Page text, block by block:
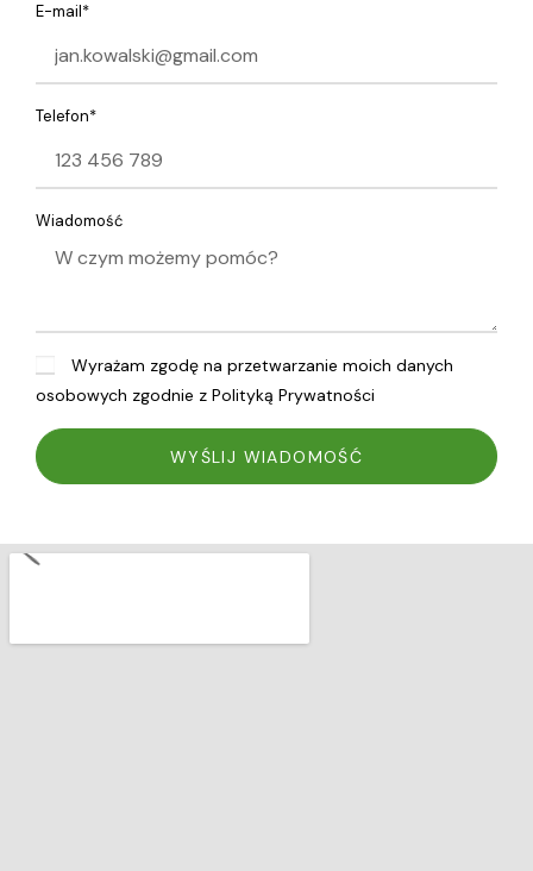
E-mail*
Telefon*
Wiadomość
Wyrażam zgodę na przetwarzanie moich danych
osobowych zgodnie z Polityką Prywatności
WYŚLIJ WIADOMOŚĆ